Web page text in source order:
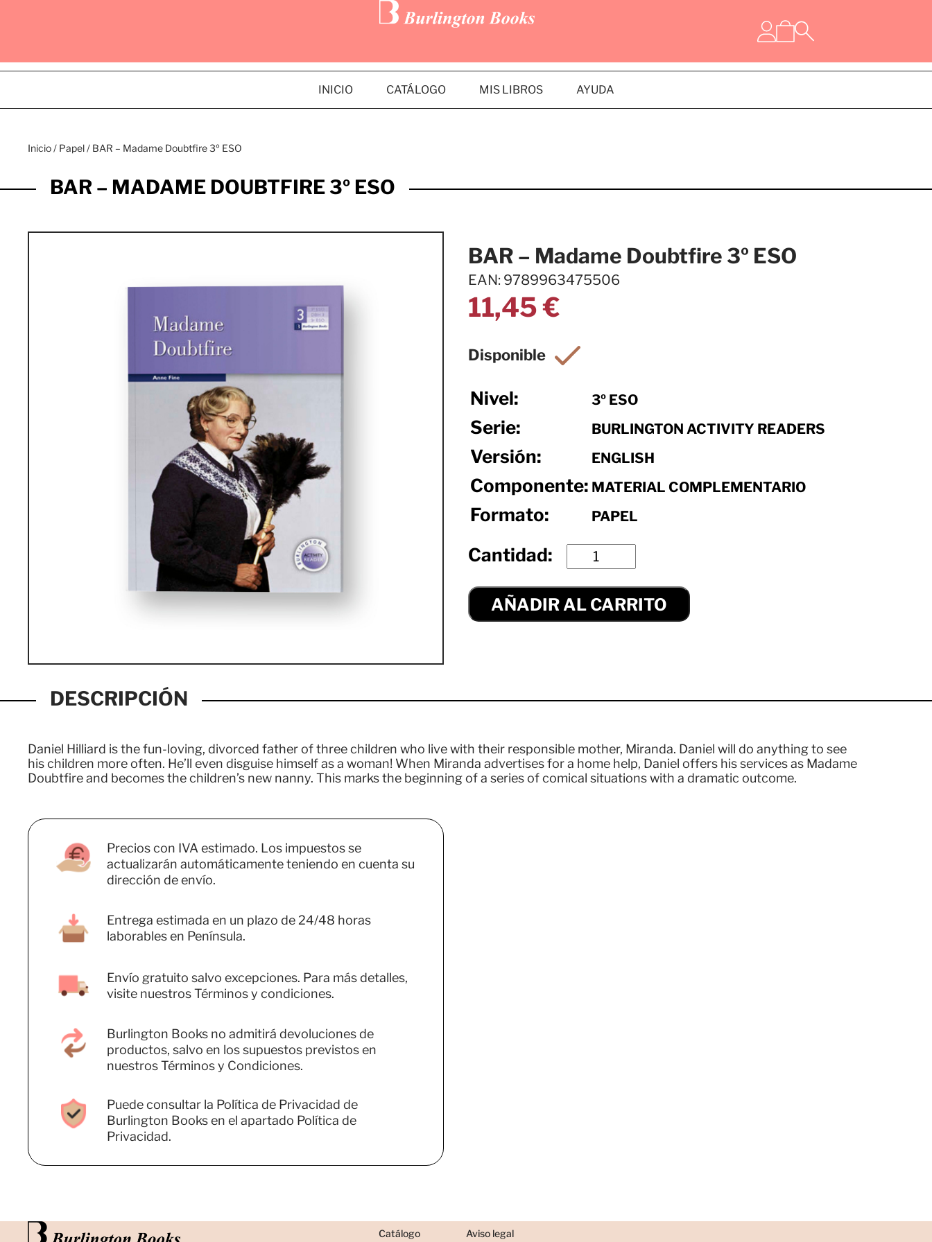
INICIO CATÁLOGO MIS LIBROS AYUDA
Inicio/ Papel/ BAR – Madame Doubtfire 3º ESO
BAR – MADAME DOUBTFIRE 3º ESO
BAR – Madame Doubtfire 3º ESO
EAN: 9789963475506
11,45€
Nivel: 3º ESO
Serie: BURLINGTON ACTIVITY READERS
Versión: ENGLISH
Componente: MATERIAL COMPLEMENTARIO
Formato: PAPEL
AÑADIR AL CARRITO
DESCRIPCIÓN
Daniel Hilliard is the fun-loving, divorced father of three children who live with their responsible mother, Miranda. Daniel will do anything to see
his children more often. He’ll even disguise himself as a woman! When Miranda advertises for a home help, Daniel offers his services as Madame
Doubtfire and becomes the children’s new nanny. This marks the beginning of a series of comical situations with a dramatic outcome.
Precios con IVA estimado. Los impuestos se
actualizarán automáticamente teniendo en cuenta su
dirección de envío.
Entrega estimada en un plazo de 24/48 horas
laborables en Península.
Envío gratuito salvo excepciones. Para más detalles,
visite nuestros Términos y condiciones.
Burlington Books no admitirá devoluciones de
productos, salvo en los supuestos previstos en
nuestros Términos y Condiciones.
Puede consultar la Política de Privacidad de
Burlington Books en el apartado Política de
Privacidad.
Catálogo Aviso legal